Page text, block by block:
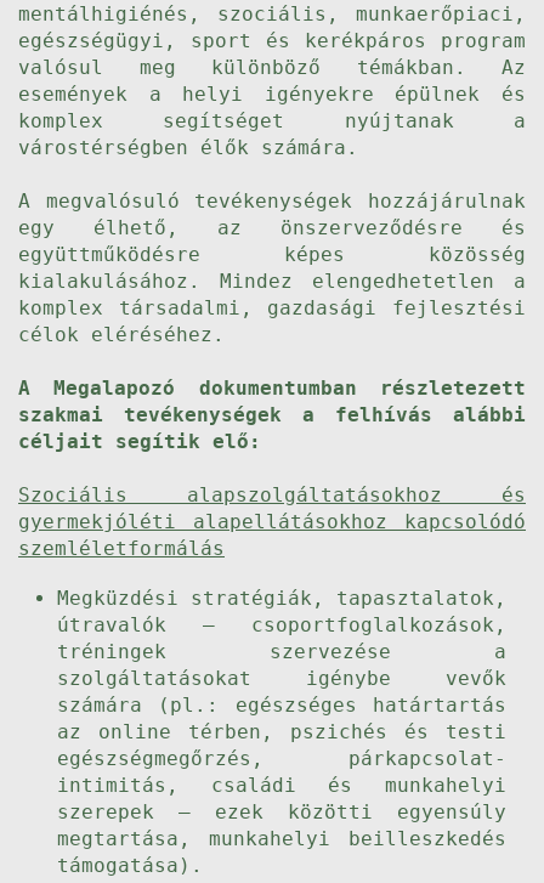
mentálhigiénés, szociális, munkaerőpiaci,
egészségügyi, sport és kerékpáros program
valósul meg különböző témákban. Az
események a helyi igényekre épülnek és
komplex segítséget nyújtanak a
várostérségben élők számára.
A megvalósuló tevékenységek hozzájárulnak
egy élhető, az önszerveződésre és
együttműködésre képes közösség
kialakulásához. Mindez elengedhetetlen a
komplex társadalmi, gazdasági fejlesztési
célok eléréséhez.
A Megalapozó dokumentumban részletezett
szakmai tevékenységek a felhívás alábbi
céljait segítik elő:
Szociális alapszolgáltatásokhoz és
gyermekjóléti alapellátásokhoz kapcsolódó
szemléletformálás
Megküzdési stratégiák, tapasztalatok,
útravalók – csoportfoglalkozások,
tréningek szervezése a
szolgáltatásokat igénybe vevők
számára (pl.: egészséges határtartás
az online térben, pszichés és testi
egészségmegőrzés, párkapcsolat-
intimitás, családi és munkahelyi
szerepek – ezek közötti egyensúly
megtartása, munkahelyi beilleszkedés
támogatása).